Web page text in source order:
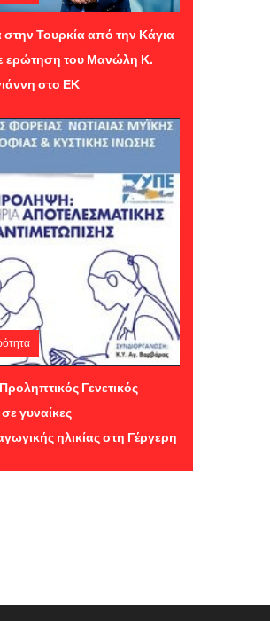
24 Ιουλίου 2026 12:24
Τουρκία από την Κάγια
ερώτηση του Μανώλη Κ.
στο ΕΚ
24 Ιουλίου 2026 11:09
Γενετικός
γυναίκες
ηλικίας στη Γέργερη